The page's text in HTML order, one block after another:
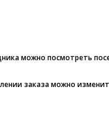
можно посмотреть
заказа можно